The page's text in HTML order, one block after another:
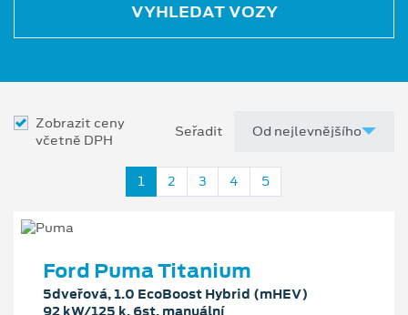
VYHLEDAT VOZY
Zobrazit ceny
včetně DPH
Seřadit
1 2 3 4 5
Ford Puma Titanium
5dveřová, 1.0 EcoBoost Hybrid (mHEV)